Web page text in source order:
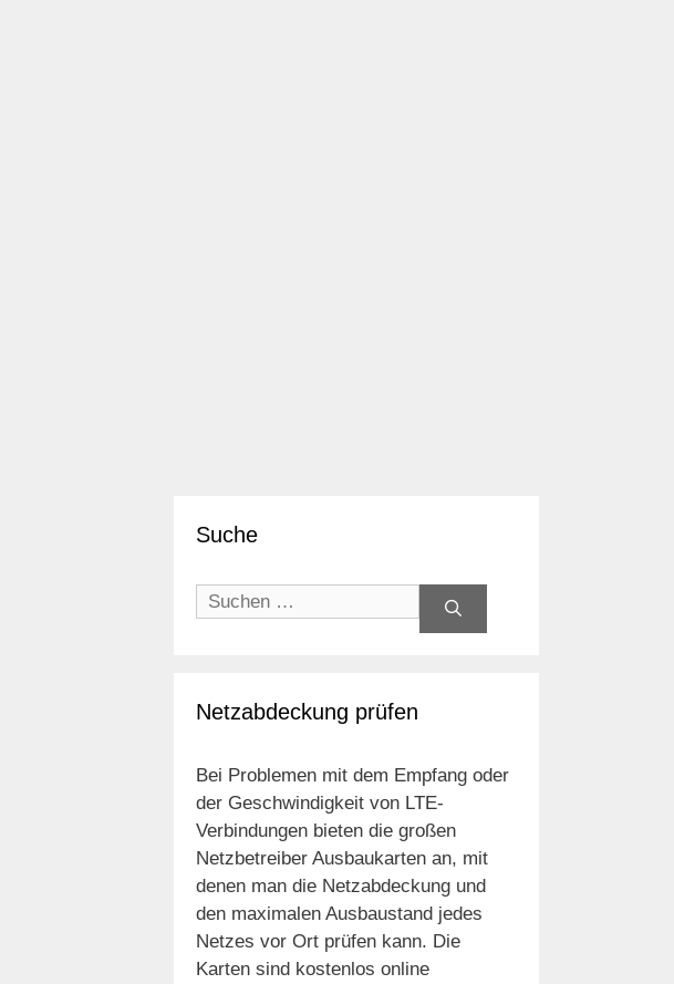
Suche
Suchen
nach:
Netzabdeckung prüfen
Bei Problemen mit dem Empfang oder
der Geschwindigkeit von LTE-
Verbindungen bieten die großen
Netzbetreiber Ausbaukarten an, mit
denen man die Netzabdeckung und
den maximalen Ausbaustand jedes
Netzes vor Ort prüfen kann. Die
Karten sind kostenlos online